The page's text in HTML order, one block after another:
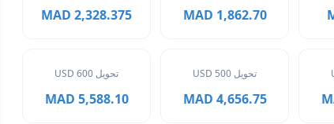
1,862.70 MAD
2,328.375 MAD
تحويل 500 USD
4,656.75 MAD
تحويل 600 USD
5,588.10 MAD